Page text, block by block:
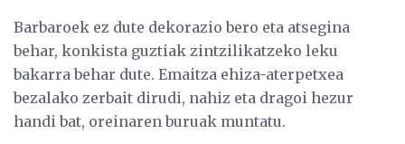
Barbaroek ez dute dekorazio bero eta atsegina
behar, konkista guztiak zintzilikatzeko leku
bakarra behar dute. Emaitza ehiza-aterpetxea
bezalako zerbait dirudi, nahiz eta dragoi hezur
handi bat, oreinaren buruak muntatu.